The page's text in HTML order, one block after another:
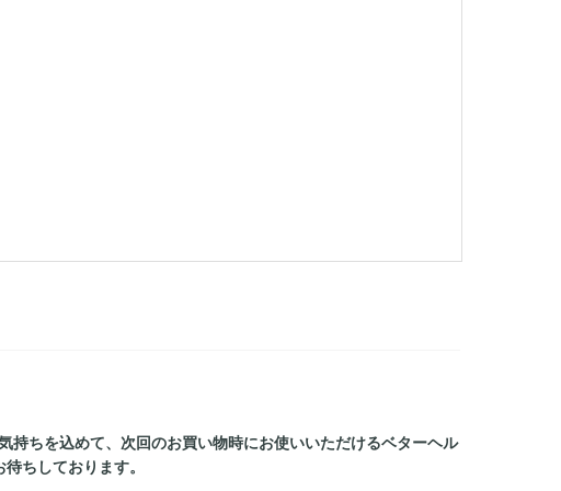
ちを込めて、次回のお買い物時にお使いいただけるベターヘル
ちしております。